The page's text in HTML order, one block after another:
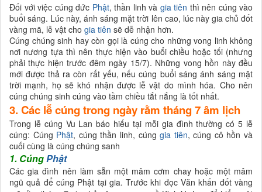
Đối với việc cúng đức Phật, thần linh và gia tiên thì nên cúng vào
buổi sáng. Lúc này, ánh sáng mặt trời lên cao, lúc này gia chủ đốt
vàng mã, lễ vật cho gia tiên sẽ dễ nhận hơn.
Cúng chúng sinh hay còn gọi là cúng cho những vong linh không
nơi nương tựa thì nên thực hiện vào buổi chiều hoặc tối (nhưng
phải thực hiện trước đêm ngày 15/7). Những vong hồn này đều
mới được thả ra còn rất yếu, nếu cúng buổi sáng ánh sáng mặt
trời mạnh, họ sẽ khó nhận được lễ vật do mình hóa. Cho nên
cúng chúng sinh cúng vào tầm chiều tắt nắng là tốt nhất.
3. Các lễ cúng trong ngày rằm tháng 7 âm lịch
Trong lễ cúng Vu Lan báo hiếu tại mỗi gia đình thường có 5 lễ
cúng: Cúng Phật, cúng thần linh, cúnggia tiên, cúng cô hồn và
cuối cùng là cúng chúng sanh
1. CúngPhật
Các gia đình nên làm sẵn một mâm cơm chay hoặc một mâm
ngũ quả để cúng Phật tại gia. Trước khi đọc Văn khấn đốt vàng